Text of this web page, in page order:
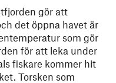
gör att
det öppna havet är
som gör
för att leka under
fiskare kommer hit
Torsken som